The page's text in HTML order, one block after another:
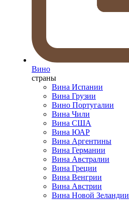
Вино
страны
Вина Испании
Вина Грузии
Вино Португалии
Вина Чили
Вина США
Вина ЮАР
Вина Аргентины
Вина Германии
Вина Австралии
Вина Греции
Вина Венгрии
Вина Австрии
Вина Новой Зеландии